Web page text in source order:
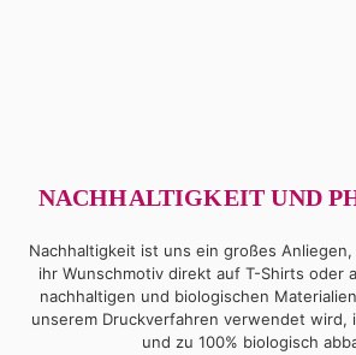
NACHHALTIGKEIT UND
Nachhaltigkeit ist uns ein großes
ihr Wunschmotiv direkt auf T-Shirts oder
nachhaltigen und biologischen
unserem Druckverfahren verwendet wird,
und zu 100% biologisch